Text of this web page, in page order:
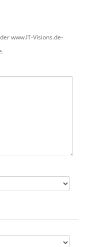
www.IT-Visions.de-